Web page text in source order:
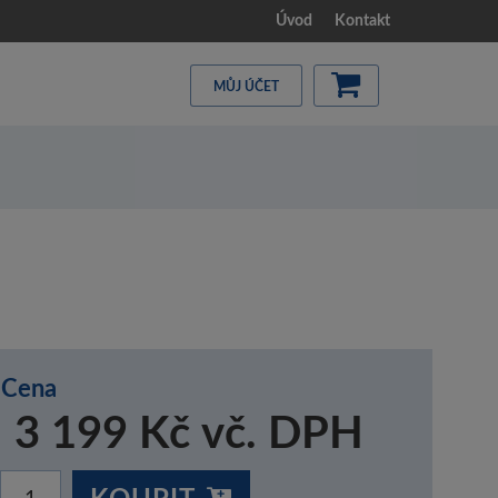
Úvod Kontakt
MŮJ ÚČET
Cena
3 199 Kč vč. DPH